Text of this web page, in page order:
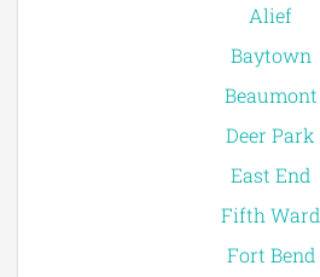
Alief
Baytown
Beaumont
Deer Park
East End
Fifth Ward
Fort Bend